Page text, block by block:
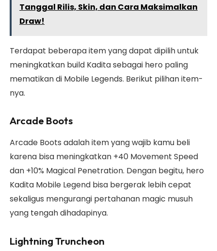
Tanggal Rilis, Skin, dan Cara Maksimalkan
Draw!
Terdapat beberapa item yang dapat dipilih untuk
meningkatkan build Kadita sebagai hero paling
mematikan di Mobile Legends. Berikut pilihan item-
nya.
Arcade Boots
Arcade Boots adalah item yang wajib kamu beli
karena bisa meningkatkan +40 Movement Speed
dan +10% Magical Penetration. Dengan begitu, hero
Kadita Mobile Legend bisa bergerak lebih cepat
sekaligus mengurangi pertahanan magic musuh
yang tengah dihadapinya.
Lightning Truncheon